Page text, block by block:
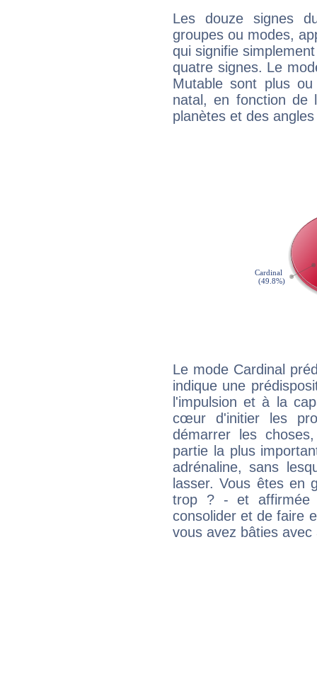
Les douze signes
groupes ou modes,
qui signifie
quatre signes. Le
Mutable sont plus
natal, en fonction de
planètes et des
Le mode Cardinal
indique une
l'impulsion et à la
cœur d'initier les
démarrer les
partie la plus
adrénaline, sans
lasser. Vous êtes en
trop ? - et affirmée
consolider et de faire
vous avez bâties avec